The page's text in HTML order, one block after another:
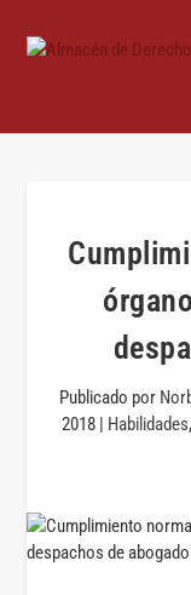
Publicado por
2018| Habilidades,